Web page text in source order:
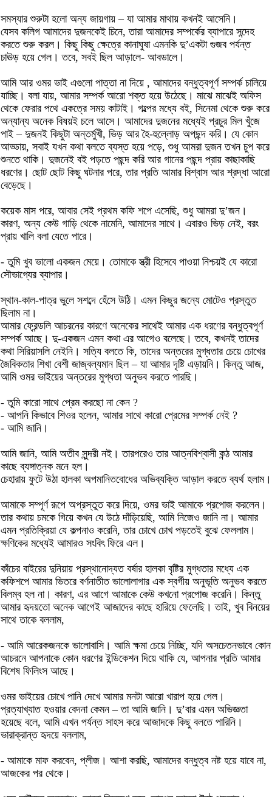
সমস্যার শুরুটা হলো অন্য জায়গায় – যা আমার মাথায় কখনই আসেনি।
যেসব কলিগ আমাদের দুজনকেই চিনে, তারা আমাদের সম্পর্কের ব্যাপারে সন্দেহ
করতে শুরু করল। কিছু কিছু ক্ষেত্রে কানাঘুষা এমনকি দু’একটা গুজব পর্যন্ত
চাঊড় হয়ে গেল। তবে, সবই ছিল আড়ালে- আবডালে।
আমি আর ওমর ভাই এগুলো পাত্তা না দিয়ে , আমাদের বন্ধুত্বপূর্ণ সম্পর্ক চালিয়ে
যাচ্ছি। বলা যায়, আমার সম্পর্ক আরো শক্ত হয়ে উঠেছে। মাঝে মাঝেই অফিস
থেকে ফেরার পথে একত্রে সময় কাটাই। গল্পের মধ্যে বই, সিনেমা থেকে শুরু করে
অন্যান্য অনেক বিষয়ই চলে আসে। আমাদের দুজনের মধ্যেই প্রচুর মিল খুঁজে
পাই – দুজনই কিছুটা অন্তর্মুখী, ভিড় আর হৈ-হুল্লোড় অপছন্দ করি। যে কোন
আড্ডায়, সবাই যখন কথা বলতে ব্যস্ত হয়ে পড়ে, শুধু আমরা দুজন তখন চুপ করে
শুনতে থাকি। দুজনেই বই পড়তে পছন্দ করি আর গানের পছন্দ প্রায় কাছাকাছি
ধরণের। ছোট ছোট কিছু ঘটনার পরে, তার প্রতি আমার বিশ্বাস আর শ্রদ্ধা আরো
বেড়েছে।
কয়েক মাস পরে, আবার সেই প্রথম কফি শপে এসেছি, শুধু আমরা দু’জন।
কারণ, অন্য কেউ গাড়ি থেকে নামেনি, আমাদের সাথে। এবারও ভিড় নেই, বরং
প্রায় খালি বলা যেতে পারে।
- তুমি খুব ভালো একজন মেয়ে। তোমাকে স্ত্রী হিসেবে পাওয়া নিশ্চয়ই যে কারো
সৌভাগ্যের ব্যাপার।
স্থান-কাল-পাত্র ভুলে সশব্দে হেঁসে উঠি। এমন কিছুর জন্যে মোটেও প্রস্তুত
ছিলাম না।
আমার ফ্রেন্ডলি আচরনের কারণে অনেকের সাথেই আমার এক ধরণের বন্ধুত্বপূর্ণ
সম্পর্ক আছে। দু-একজন এমন কথা এর আগেও বলেছে। তবে, কখনই তাদের
কথা সিরিয়াসলি নেইনি। সত্যি বলতে কি, তাদের অন্তরের মুগ্ধতার চেয়ে চোখের
জৈবিকতার শিখা বেশী জাজ্বল্যমান ছিল – যা আমার দৃষ্টি এড়ায়নি। কিন্তু আজ,
আমি ওমর ভাইয়ের অন্তরের মুগ্ধতা অনুভব করতে পারছি।
- তুমি কারো সাথে প্রেম করছো না কেন ?
- আপনি কিভাবে শিওর হলেন, আমার সাথে কারো প্রেমের সম্পর্ক নেই ?
- আমি জানি।
আমি জানি, আমি অতীব সুন্দরী নই। তারপরেও তার আত্নবিশ্বাসী কন্ঠ আমার
কাছে ব্যঙ্গাত্নক মনে হল।
চেহারায় ফুটে উঠা হালকা অপমানিতবোধের অভিব্যক্তি আড়াল করতে ব্যর্থ হলাম।
আমাকে সম্পূর্ণ রূপে অপ্রস্তুত করে দিয়ে, ওমর ভাই আমাকে প্রপোজ করলেন।
তার কথায় চমকে গিয়ে কখন যে উঠে দাঁড়িয়েছি, আমি নিজেও জানি না। আমার
এমন প্রতিক্রিয়া যে কল্পনাও করেনি, তার চোখে চোখ পড়তেই বুঝে ফেললাম।
ক্ষণিকের মধ্যেই আমারও সংবিৎ ফিরে এল।
কাঁচের বাইরের দুনিয়ায় প্রস্থানোদ্যত বর্ষার হালকা বৃষ্টির মুগ্ধতার মধ্যে এক
কফিশপে আমার ভিতরে বর্ণনাতীত ভালোলাগার এক স্বর্গীয় অনুভূতি অনুভব করতে
বিলম্ব হল না। কারণ, এর আগে আমাকে কেউ কখনো প্রপোজ করেনি। কিন্তু
আমার হৃদয়তো অনেক আগেই আজাদের কাছে হারিয়ে ফেলেছি। তাই, খুব বিনয়ের
সাথে তাকে বললাম,
- আমি আরেকজনকে ভালোবাসি। আমি ক্ষমা চেয়ে নিচ্ছি, যদি অসচেতনভাবে কোন
আচরনে আপনাকে কোন ধরণের ইন্ডিকেশন দিয়ে থাকি যে, আপনার প্রতি আমার
বিশেষ ফিলিংস আছে।
ওমর ভাইয়ের চোখে পানি দেখে আমার মনটা আরো খারাপ হয়ে গেল।
প্রত্যাখ্যাত হওয়ার বেদনা কেমন – তা আমি জানি। দু’বার এমন অভিজ্ঞতা
হয়েছে বলে, আমি এখন পর্যন্ত সাহস করে আজাদকে কিছু বলতে পারিনি।
ভারাক্রান্ত হৃদয়ে বললাম,
- আমাকে মাফ করবেন, প্লীজ। আশা করছি, আমাদের বন্ধুত্ব নষ্ট হয়ে যাবে না,
আজকের পর থেকে।